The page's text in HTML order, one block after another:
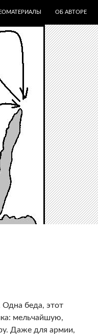
ОБ АВТОРЕ
Одна беда, этот
мельчайшую,
Даже для армии,